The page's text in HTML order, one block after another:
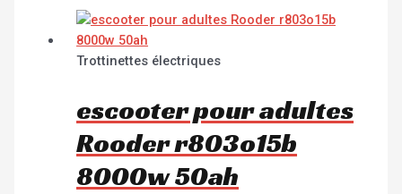
Trottinettes électriques
escooter pour adultes
Rooder r803o15b
8000w 50ah